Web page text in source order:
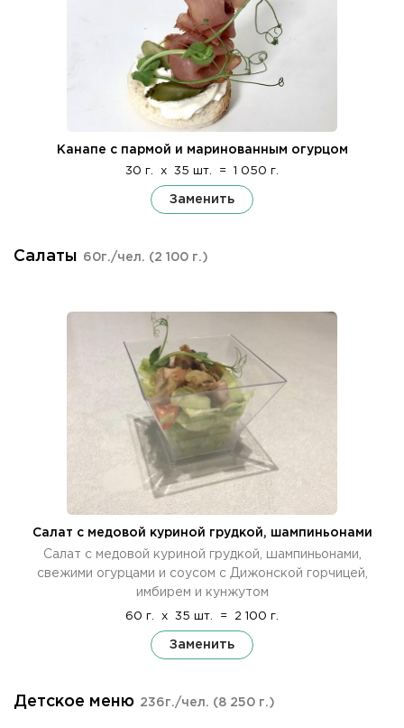
Канапе с пармой и маринованным огурцом
30 г. x 35 шт. = 1 050 г.
Заменить
Салаты 60г./чел. (2 100 г.)
Салат с медовой куриной грудкой, шампиньонами
Салат с медовой куриной грудкой, шампиньонами,
свежими огурцами и соусом с Дижонской горчицей,
имбирем и кунжутом
60 г. x 35 шт. = 2 100 г.
Заменить
Детское меню 236г./чел. (8 250 г.)